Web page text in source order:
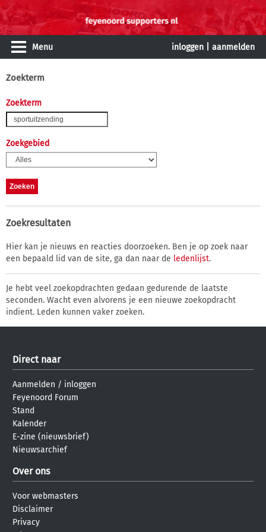
Menu inloggen aanmelden
Zoekterm
Zoekterm
Zoekgebied
Zoekresultaten
Hier kan je nieuws en reacties doorzoeken. Ben je op zoek naar
een bepaald lid van de site, ga dan naar de ledenlijst.
Je hebt veel zoekopdrachten gedaan gedurende de laatste
seconden. Wacht even alvorens je een nieuwe zoekopdracht
indient. Leden kunnen vaker zoeken.
Direct naar
Aanmelden / inloggen
Feyenoord Forum
Stand
Kalender
E-zine (nieuwsbrief)
Nieuwsarchief
Over ons
Voor webmasters
Disclaimer
Privacy